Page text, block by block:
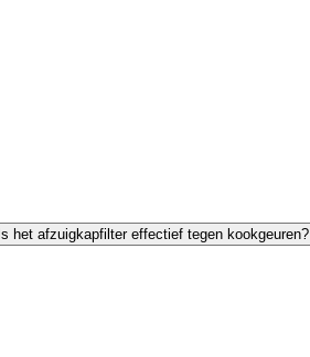
Is het afzuigkapfilter effectief tegen kookgeuren?